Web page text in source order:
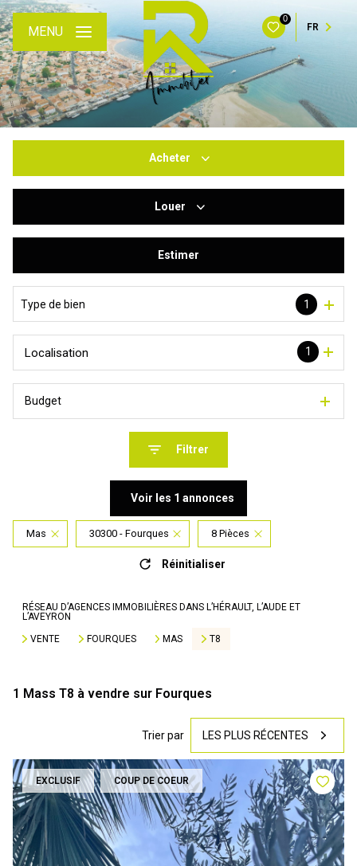
0
FR
MENU
Acheter
Du neuf
Louer
De l'immo pro
Estimer
Type de bien 1
1
Localisation
Budget
Filtrer
Voir les 1 annonces
Mas 30300 - Fourques 8 Pièces
Réinitialiser
RÉSEAU D’AGENCES IMMOBILIÈRES DANS L’HÉRAULT, L’AUDE ET
L’AVEYRON
VENTE
FOURQUES MAS T8
1 Mass T8 à vendre sur Fourques
Trier par LES PLUS RÉCENTES
EXCLUSIF COUP DE COEUR